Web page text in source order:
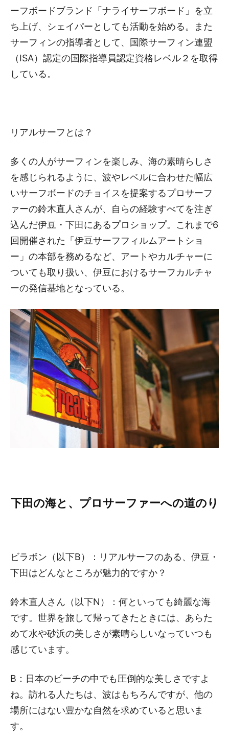
ーフボードブランド「ナライサーフボード」を立
ち上げ、シェイパーとしても活動を始める。また
サーフィンの指導者として、国際サーフィン連盟
（ISA）認定の国際指導員認定資格レベル２を取得
している。
リアルサーフとは？
多くの人がサーフィンを楽しみ、海の素晴らしさ
を感じられるように、波やレベルに合わせた幅広
いサーフボードのチョイスを提案するプロサーフ
ァーの鈴木直人さんが、自らの経験すべてを注ぎ
込んだ伊豆・下田にあるプロショップ。これまで6
回開催された「伊豆サーフフィルムアートショ
ー」の本部を務めるなど、アートやカルチャーに
ついても取り扱い、伊豆におけるサーフカルチャ
ーの発信基地となっている。
下田の海と、プロサーファーへの道のり
ビラボン（以下B）：リアルサーフのある、伊豆・
下田はどんなところが魅力的ですか？
鈴木直人さん（以下N）：何といっても綺麗な海
です。世界を旅して帰ってきたときには、あらた
めて水や砂浜の美しさが素晴らしいなっていつも
感じています。
B：日本のビーチの中でも圧倒的な美しさですよ
ね。訪れる人たちは、波はもちろんですが、他の
場所にはない豊かな自然を求めていると思いま
す。